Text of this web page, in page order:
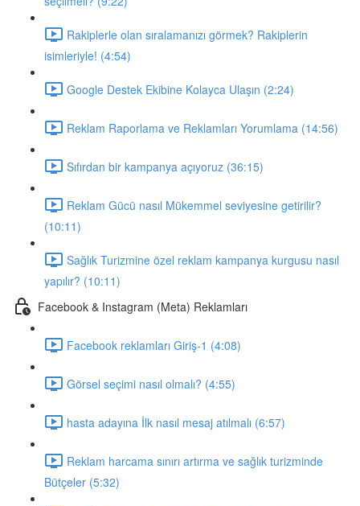
Rakiplerle olan sıralamanızı görmek? Rakiplerin
isimleriyle! (4:54)
Google Destek Ekibine Kolayca Ulaşın (2:24)
Reklam Raporlama ve Reklamları Yorumlama (14:56)
Sıfırdan bir kampanya açıyoruz (36:15)
Reklam Gücü nasıl Mükemmel seviyesine getirilir?
(10:11)
Sağlık Turizmine özel reklam kampanya kurgusu nasıl
yapılır? (10:11)
Facebook & Instagram (Meta) Reklamları
Facebook reklamları Giriş-1 (4:08)
Görsel seçimi nasıl olmalı? (4:55)
hasta adayına İlk nasıl mesaj atılmalı (6:57)
Reklam harcama sınırı artırma ve sağlık turizminde
Bütçeler (5:32)